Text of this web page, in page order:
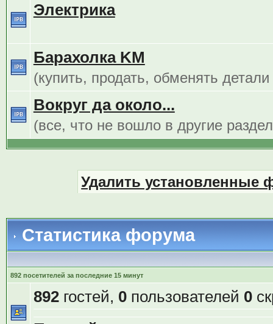
Электрика
Барахолка KM
(купить, продать, обменять
Вокруг да около...
(все, что не вошло в другие
Удалить установленные
Статистика форума
892 посетителей за последние 15 минут
892гостей, 0пользователей 0